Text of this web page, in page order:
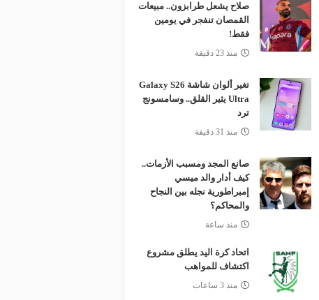
صلاح يشعل طرابزون.. مبيعات
القمصان تنفجر في يومين
فقط!
منذ 23 دقيقة
تغير ألوان شاشة Galaxy S26
Ultra يثير القلق.. وسامسونج
ترد
منذ 31 دقيقة
صانع المجد ومسبب الأزمات..
كيف أدار والد ميسي
إمبراطورية نجله بين النجاح
والمحاكم؟
منذ ساعة
اتحاد كرة اليد يطلق مشروع
اكتشاف للمواهب
منذ 3 ساعات